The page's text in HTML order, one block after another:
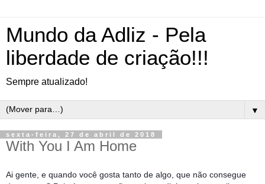
Mundo da Adliz - Pela
liberdade de criação!!!
Sempre atualizado!
▼
sexta-feira, 27 de abril de 2018
With You I Am Home
Ai gente, e quando você gosta tanto de algo, que não consegue